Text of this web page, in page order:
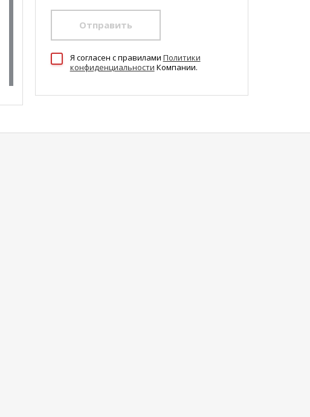
Отправить
Я согласен c правилами Политики
конфиденциальности Компании.